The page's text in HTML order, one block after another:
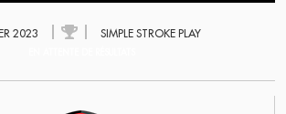
2023 SIMPLE STROKE PLAY